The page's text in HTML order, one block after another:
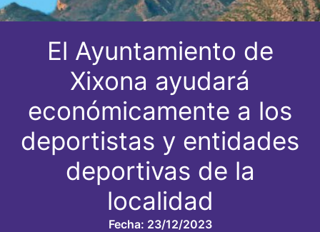
El Ayuntamiento de
Xixona ayudará
económicamente a los
deportistas y entidades
deportivas de la
localidad
Fecha: 23/12/2023